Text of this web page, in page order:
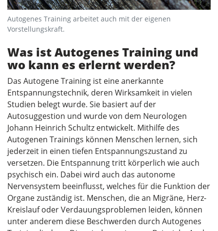
Autogenes Training arbeitet auch mit der eigenen
Vorstellungskraft.
Was ist Autogenes Training und
wo kann es erlernt werden?
Das Autogene Training ist eine anerkannte
Entspannungstechnik, deren Wirksamkeit in vielen
Studien belegt wurde. Sie basiert auf der
Autosuggestion und wurde von dem Neurologen
Johann Heinrich Schultz entwickelt. Mithilfe des
Autogenen Trainings können Menschen lernen, sich
jederzeit in einen tiefen Entspannungszustand zu
versetzen. Die Entspannung tritt körperlich wie auch
psychisch ein. Dabei wird auch das autonome
Nervensystem beeinflusst, welches für die Funktion der
Organe zuständig ist. Menschen, die an Migräne, Herz-
Kreislauf oder Verdauungsproblemen leiden, können
unter anderem diese Beschwerden durch Autogenes